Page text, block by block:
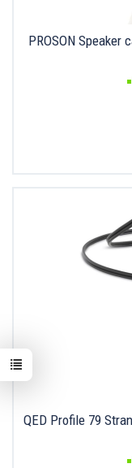
PROSON Speaker
QED Profile 79